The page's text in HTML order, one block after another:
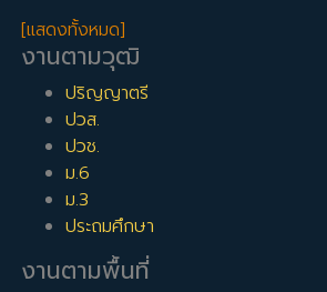
[แสดงทั้งหมด]
งานตามวุฒิ
ปริญญาตรี
ปวส.
ปวช.
ม.6
ม.3
ประถมศึกษา
งานตามพื้นที่